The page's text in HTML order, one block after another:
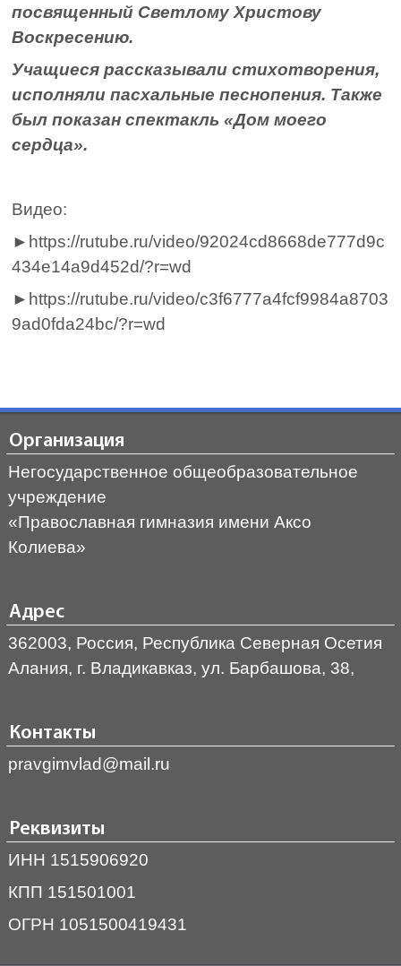
посвященный Светлому Христову
Воскресению.
Учащиеся рассказывали стихотворения,
исполняли пасхальные песнопения. Также
был показан спектакль «Дом моего
сердца».
Видео:
►https://rutube.ru/video/92024cd8668de777d9c
434e14a9d452d/?r=wd
►https://rutube.ru/video/c3f6777a4fcf9984a8703
9ad0fda24bc/?r=wd
Организация
Негосударственное общеобразовательное
учреждение
«Православная гимназия имени Аксо
Колиева»
Адрес
362003, Россия, Республика Северная Осетия
Алания, г. Владикавказ, ул. Барбашова, 38,
Контакты
pravgimvlad@mail.ru
Реквизиты
ИНН 1515906920
КПП 151501001
ОГРН 1051500419431